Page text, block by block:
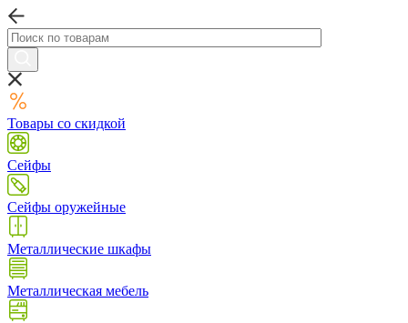
Товары со скидкой
Сейфы
Сейфы оружейные
Металлические шкафы
Металлическая мебель